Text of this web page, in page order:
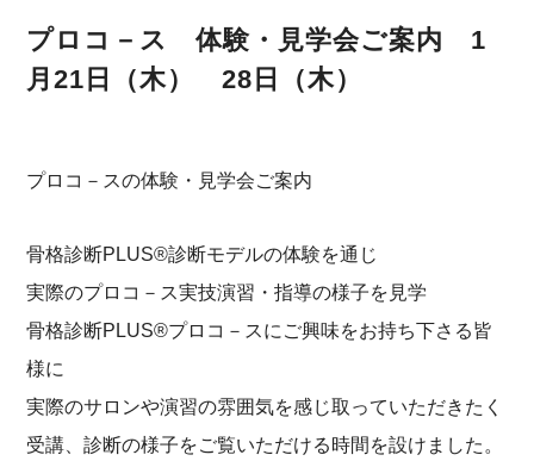
プロコ－ス 体験・見学会ご案内 1
月21日（木） 28日（木）
プロコ－スの体験・見学会ご案内
骨格診断PLUS®診断モデルの体験を通じ
実際のプロコ－ス実技演習・指導の様子を見学
骨格診断PLUS®プロコ－スにご興味をお持ち下さる皆
様に
実際のサロンや演習の雰囲気を感じ取っていただきたく
受講、診断の様子をご覧いただける時間を設けました。